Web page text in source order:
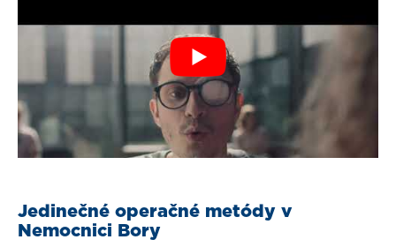
Jedinečné operačné metódy v
Nemocnici Bory